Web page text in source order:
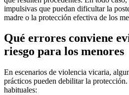
impulsivas que puedan dificultar la
madre o la protección efectiva de los
Qué errores conviene
riesgo para los menores
En escenarios de violencia vicaria,
prácticos pueden debilitar la protección.
habituales: